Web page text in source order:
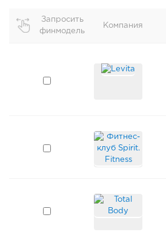
Запросить
финмодель
Компания